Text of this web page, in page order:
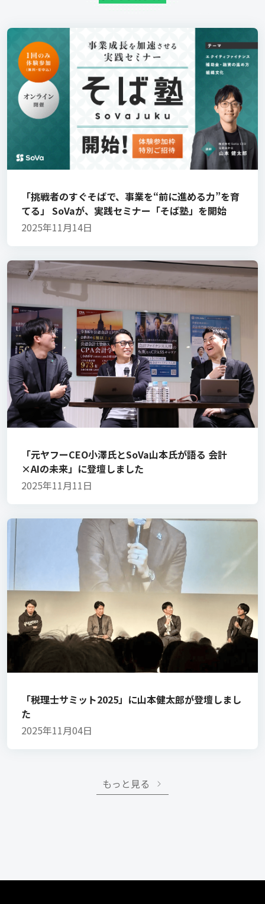
「挑戦者のすぐそばで、事業を“前に進める力”を育
てる」 SoVaが、実践セミナー「そば塾」を開始
2025年11月14日
「元ヤフーCEO小澤氏とSoVa山本氏が語る 会計
×AIの未来」に登壇しました
2025年11月11日
「税理士サミット2025」に山本健太郎が登壇しまし
た
2025年11月04日
もっと見る